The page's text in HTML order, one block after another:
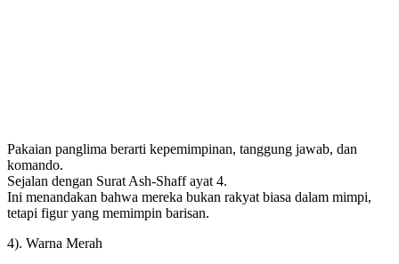
Pakaian panglima berarti kepemimpinan, tanggung jawab, dan
komando.
Sejalan dengan Surat Ash-Shaff ayat 4.
Ini menandakan bahwa mereka bukan rakyat biasa dalam mimpi,
tetapi figur yang memimpin barisan.
4). Warna Merah